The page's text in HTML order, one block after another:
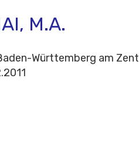
M.A.
Württemberg am